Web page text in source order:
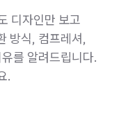
디자인만 보고
방식, 컴프레셔,
를 알려드립니다.
.